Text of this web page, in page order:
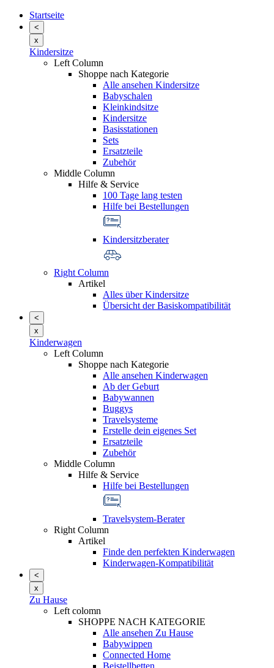
Startseite
<
x
Kindersitze
Left Column
Shoppe nach Kategorie
Alle ansehen Kindersitze
Babyschalen
Kleinkindsitze
Kindersitze
Basisstationen
Sets
Ersatzteile
Zubehör
Middle Column
Hilfe & Service
100 Tage lang testen
Hilfe bei Bestellungen
Kindersitzberater
Right Column
Artikel
Alles über Kindersitze
Übersicht der Basiskompatibilität
<
x
Kinderwagen
Left Column
Shoppe nach Kategorie
Alle ansehen Kinderwagen
Ab der Geburt
Babywannen
Buggys
Travelsysteme
Erstelle dein eigenes Set
Ersatzteile
Zubehör
Middle Column
Hilfe & Service
Hilfe bei Bestellungen
Travelsystem-Berater
Right Column
Artikel
Finde den perfekten Kinderwagen
Kinderwagen-Kompatibilität
<
x
Zu Hause
Left colomn
SHOPPE NACH KATEGORIE
Alle ansehen Zu Hause
Babywippen
Connected Home
Beistellbetten